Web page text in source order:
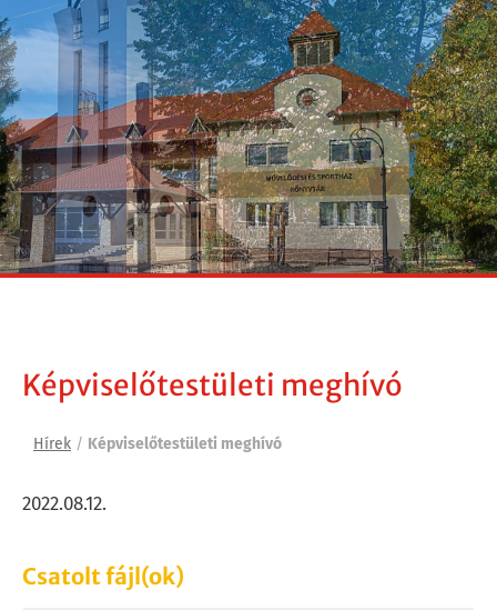
Képviselőtestületi meghívó
Hírek / Képviselőtestületi meghívó
2022.08.12.
Csatolt fájl(ok)